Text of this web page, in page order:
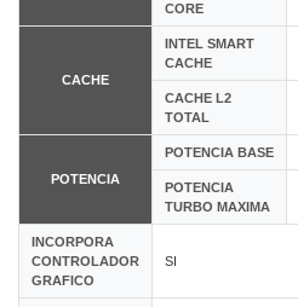
CORE
CACHE
INTEL SMART
CACHE
CACHE L2
TOTAL
POTENCIA
POTENCIA BASE
POTENCIA
TURBO MAXIMA
INCORPORA
CONTROLADOR
GRAFICO
SI